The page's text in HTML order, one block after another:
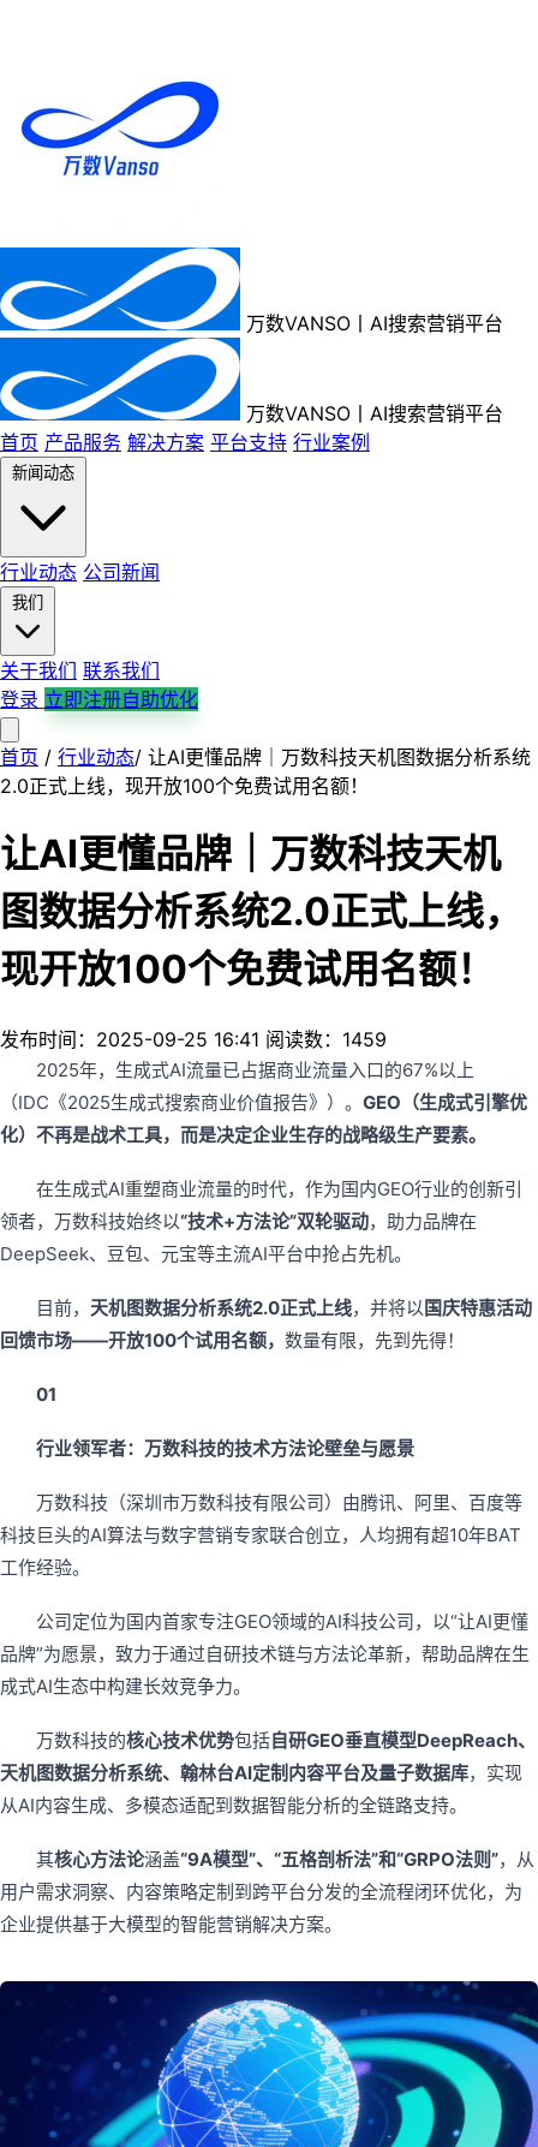
万数VANSO丨AI搜索营销平台
万数VANSO丨AI搜索营销平台
首页 产品服务 解决方案 平台支持 行业案例
新闻动态
行业动态 公司新闻
我们
关于我们 联系我们
登录 立即注册自助优化
首页 产品服务 解决方案 平台支持 行业案例 行业动态 公司新闻
关于我们 联系我们
首页 / 行业动态/ 让AI更懂品牌｜万数科技天机图数据分析系统
2.0正式上线，现开放100个免费试用名额！
让AI更懂品牌｜万数科技天机
图数据分析系统2.0正式上线，
现开放100个免费试用名额！
发布时间：2025-09-25 16:41 阅读数：1459
2025年，生成式AI流量已占据商业流量入口的67%以上
（IDC《2025生成式搜索商业价值报告》）。 GEO（生成式引擎优
化）不再是战术工具，而是决定企业生存的战略级生产要素。
在生成式AI重塑商业流量的时代，作为国内GEO行业的创新引
领者，万数科技始终以“技术+方法论”双轮驱动，助力品牌在
DeepSeek、豆包、元宝等主流AI平台中抢占先机。
目前， 天机图数据分析系统2.0正式上线，并将以国庆特惠活动
回馈市场——开放100个试用名额， 数量有限，先到先得！
01
行业领军者：万数科技的技术方法论壁垒与愿景
万数科技（深圳市万数科技有限公司）由腾讯、阿里、百度等
科技巨头的AI算法与数字营销专家联合创立，人均拥有超10年BAT
工作经验。
公司定位为国内首家专注GEO领域的AI科技公司，以“让AI更懂
品牌”为愿景，致力于通过自研技术链与方法论革新，帮助品牌在生
成式AI生态中构建长效竞争力。
万数科技的核心技术优势包括自研GEO垂直模型DeepReach、
天机图数据分析系统、翰林台AI定制内容平台及量子数据库，实现
从AI内容生成、多模态适配到数据智能分析的全链路支持。
其核心方法论涵盖“9A模型”、“五格剖析法”和“GRPO法则”，从
用户需求洞察、内容策略定制到跨平台分发的全流程闭环优化，为
企业提供基于大模型的智能营销解决方案。